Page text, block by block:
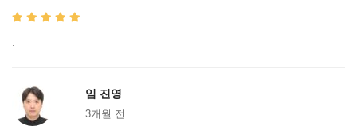
임 진영
3개월 전